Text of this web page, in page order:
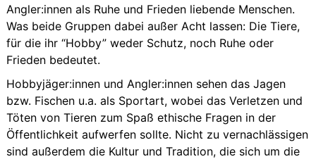
Angler:innen als Ruhe und Frieden liebende Menschen.
Was beide Gruppen dabei außer Acht lassen: Die Tiere,
für die ihr “Hobby” weder Schutz, noch Ruhe oder
Frieden bedeutet.
Hobbyjäger:innen und Angler:innen sehen das Jagen
bzw. Fischen u.a. als Sportart, wobei das Verletzen und
Töten von Tieren zum Spaß ethische Fragen in der
Öffentlichkeit aufwerfen sollte. Nicht zu vernachlässigen
sind außerdem die Kultur und Tradition, die sich um die